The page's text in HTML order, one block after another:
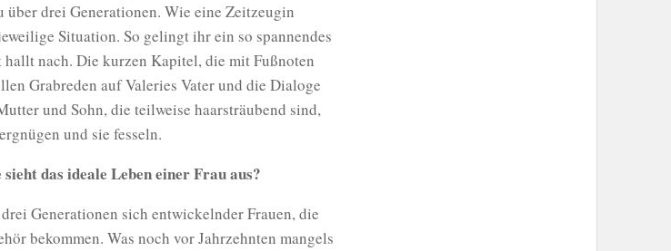
über drei Generationen. Wie eine Zeitzeugin
Situation. So gelingt ihr ein so spannendes
nach. Die kurzen Kapitel, die mit Fußnoten
Grabreden auf Valeries Vater und die Dialoge
und Sohn, die teilweise haarsträubend sind,
und sie fesseln.
das ideale Leben einer Frau aus?
Generationen sich entwickelnder Frauen, die
bekommen. Was noch vor Jahrzehnten mangels